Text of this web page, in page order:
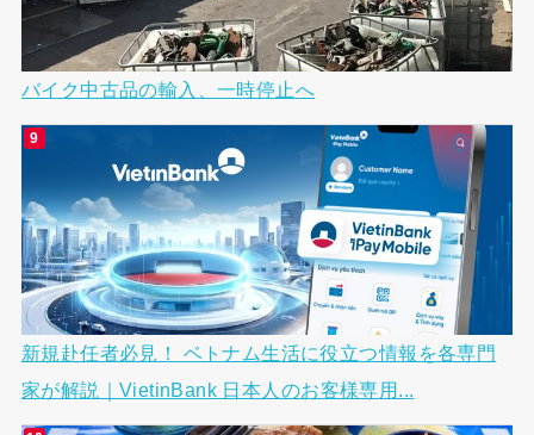
バイク中古品の輸入、一時停止へ
新規赴任者必見！ ベトナム生活に役立つ情報を各専門
家が解説｜VietinBank 日本人のお客様専用...